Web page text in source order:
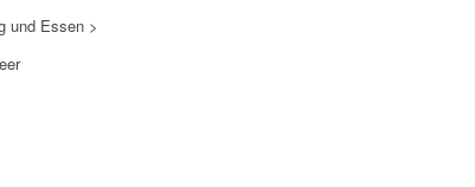
und Essen >